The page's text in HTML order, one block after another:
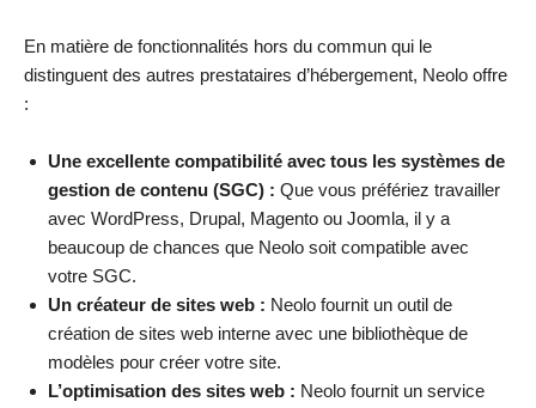
En matière de fonctionnalités hors du commun qui le
distinguent des autres prestataires d’hébergement, Neolo offre
:
Une excellente compatibilité avec tous les systèmes de
gestion de contenu (SGC) : Que vous préfériez travailler
avec WordPress, Drupal, Magento ou Joomla, il y a
beaucoup de chances que Neolo soit compatible avec
votre SGC.
Un créateur de sites web : Neolo fournit un outil de
création de sites web interne avec une bibliothèque de
modèles pour créer votre site.
L’optimisation des sites web : Neolo fournit un service